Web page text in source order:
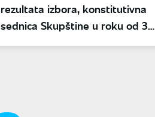
rezultata izbora, konstitutivna
sednica Skupštine u roku od 30